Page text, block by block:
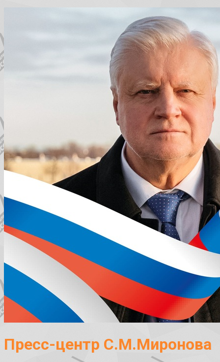
Пресс-центр С.М.Миронова